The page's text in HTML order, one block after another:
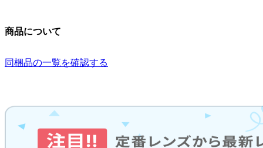
商品について
同梱品の一覧を確認する